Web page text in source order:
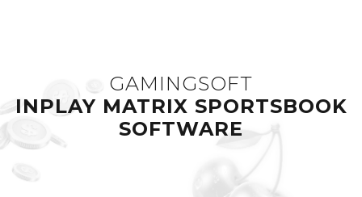
GAMINGSOFT
INPLAY MATRIX SPORTSBOOK
SOFTWARE